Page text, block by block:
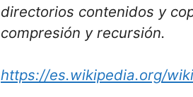
directorios contenidos y
compresión y recursión.
https://es.wikipedia.org/